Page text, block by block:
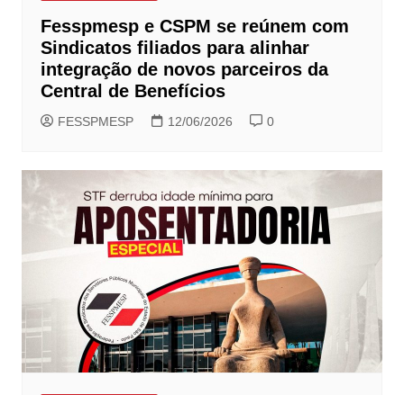
Fesspmesp e CSPM se reúnem com
Sindicatos filiados para alinhar
integração de novos parceiros da
Central de Benefícios
FESSPMESP 12/06/2026 0